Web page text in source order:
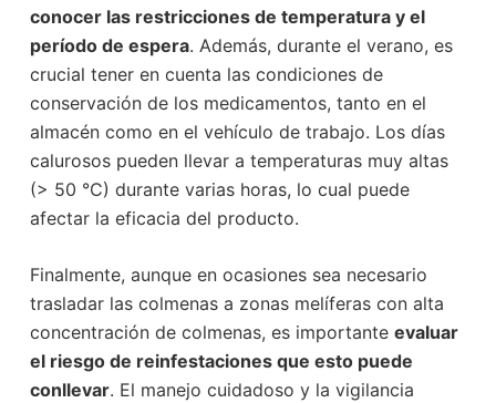
conocer las restricciones de temperatura y el
período de espera. Además, durante el verano, es
crucial tener en cuenta las condiciones de
conservación de los medicamentos, tanto en el
almacén como en el vehículo de trabajo. Los días
calurosos pueden llevar a temperaturas muy altas
(> 50 °C) durante varias horas, lo cual puede
afectar la eficacia del producto.
Finalmente, aunque en ocasiones sea necesario
trasladar las colmenas a zonas melíferas con alta
concentración de colmenas, es importante evaluar
el riesgo de reinfestaciones que esto puede
conllevar. El manejo cuidadoso y la vigilancia